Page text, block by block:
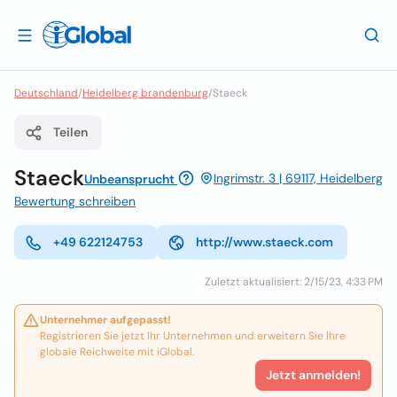
Deutschland/Heidelberg brandenburg/Staeck
Teilen
StaeckUnbeansprucht
Ingrimstr. 3 | 69117, Heidelberg
Bewertung schreiben
+49 622124753 http://www.staeck.com
Zuletzt aktualisiert: 2/15/23, 4:33 PM
Unternehmer aufgepasst!
Registrieren Sie jetzt Ihr Unternehmen und erweitern Sie Ihre
globale Reichweite mit iGlobal.
Jetzt anmelden!